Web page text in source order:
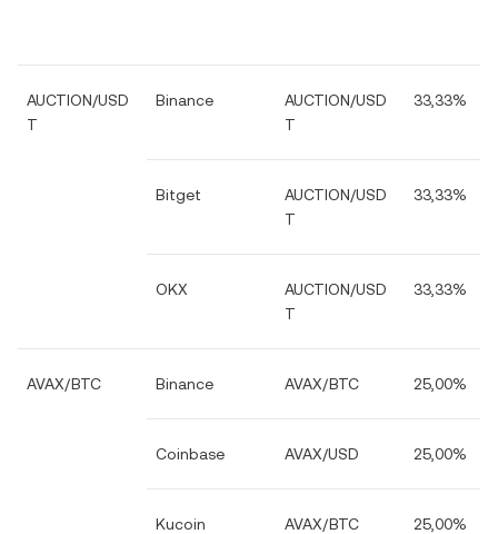
AUCTION/USD
T
Binance
AUCTION/USD
T
33,33%
Bitget
AUCTION/USD
T
33,33%
OKX
AUCTION/USD
T
33,33%
AVAX/BTC Binance AVAX/BTC 25,00%
Coinbase AVAX/USD 25,00%
Kucoin AVAX/BTC 25,00%